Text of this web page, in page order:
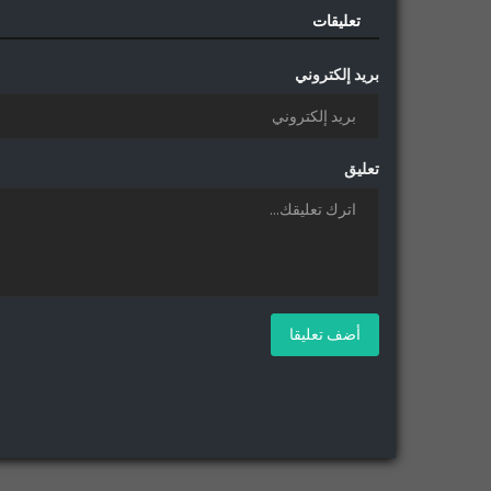
تعليقات
بريد إلكتروني
تعليق
أضف تعليقا